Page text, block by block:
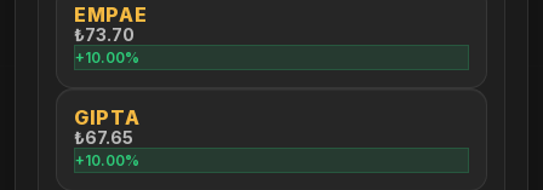
EMPAE
₺73.70
+10.00%
GIPTA
₺67.65
+10.00%